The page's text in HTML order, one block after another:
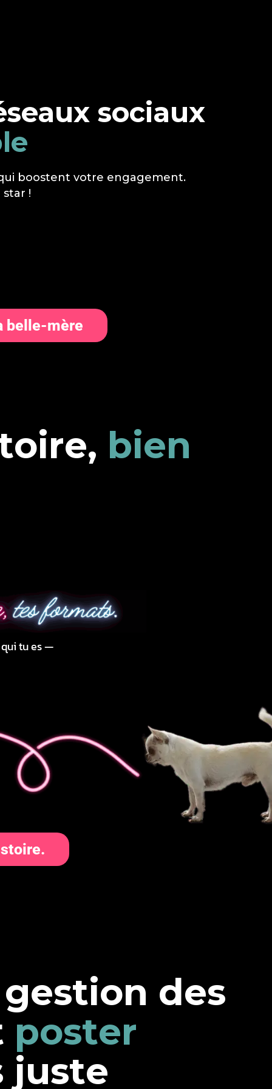
sociaux
boostent votre engagement.
!
belle-mère
oire, bien
tu es —
gestion des
poster
juste